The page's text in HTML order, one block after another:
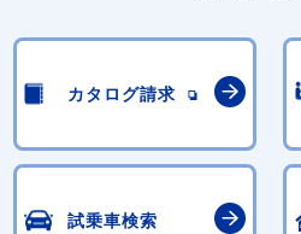
カタログ請求
試乗車検索